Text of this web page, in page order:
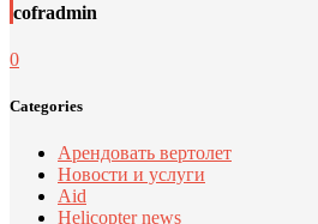
cofradmin
0
Categories
Арендовать вертолет
Новости и услуги
Aid
Helicopter news